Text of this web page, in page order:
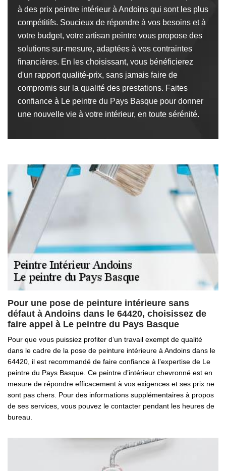
à des prix peintre intérieur à Andoins qui sont les plus
compétitifs. Soucieux de répondre à vos besoins et à
votre budget, votre artisan peintre vous propose des
solutions sur-mesure, adaptées à vos contraintes
financières. En les choisissant, vous bénéficierez
d'un rapport qualité-prix, sans jamais faire de
compromis sur la qualité des prestations. Faites
confiance à Le peintre du Pays Basque pour donner
une nouvelle vie à votre intérieur, en toute sérénité.
Pour une pose de peinture intérieure sans
défaut à Andoins dans le 64420, choisissez de
faire appel à Le peintre du Pays Basque
Pour que vous puissiez profiter d’un travail exempt de qualité
dans le cadre de la pose de peinture intérieure à Andoins dans le
64420, il est recommandé de faire confiance à l’expertise de Le
peintre du Pays Basque. Ce peintre d’intérieur chevronné est en
mesure de répondre efficacement à vos exigences et ses prix ne
sont pas chers. Pour des informations supplémentaires à propos
de ses services, vous pouvez le contacter pendant les heures de
bureau.